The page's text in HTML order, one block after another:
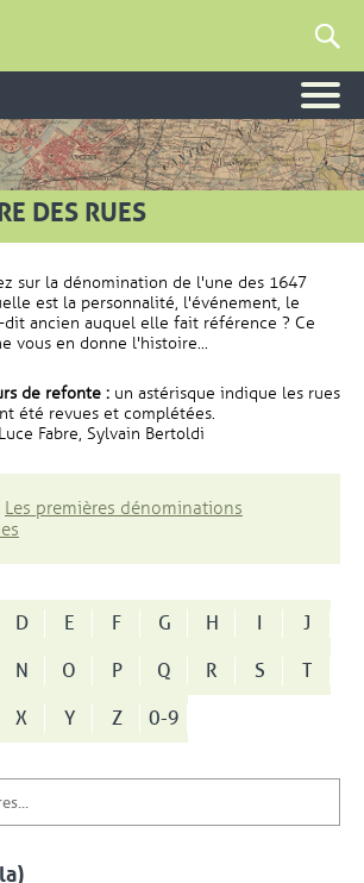
DES RUES
sur la dénomination de l'une des 1647
est la personnalité, l'événement, le
ancien auquel elle fait référence ? Ce
vous en donne l'histoire...
de refonte : un astérisque indique les rues
été revues et complétées.
Fabre, Sylvain Bertoldi
Les premières dénominations
D E F G H I
J
N O P Q R S
T
X Y Z 0-9